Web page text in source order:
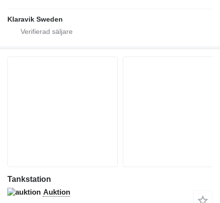
Klaravik Sweden
Tankstation
Auktion